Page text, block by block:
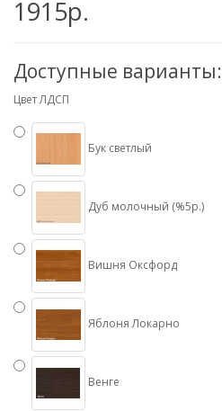
1915р.
Доступные варианты:
Цвет ЛДСП
Бук светлый
Дуб молочный (%5р.)
Вишня Оксфорд
Яблоня Локарно
Венге